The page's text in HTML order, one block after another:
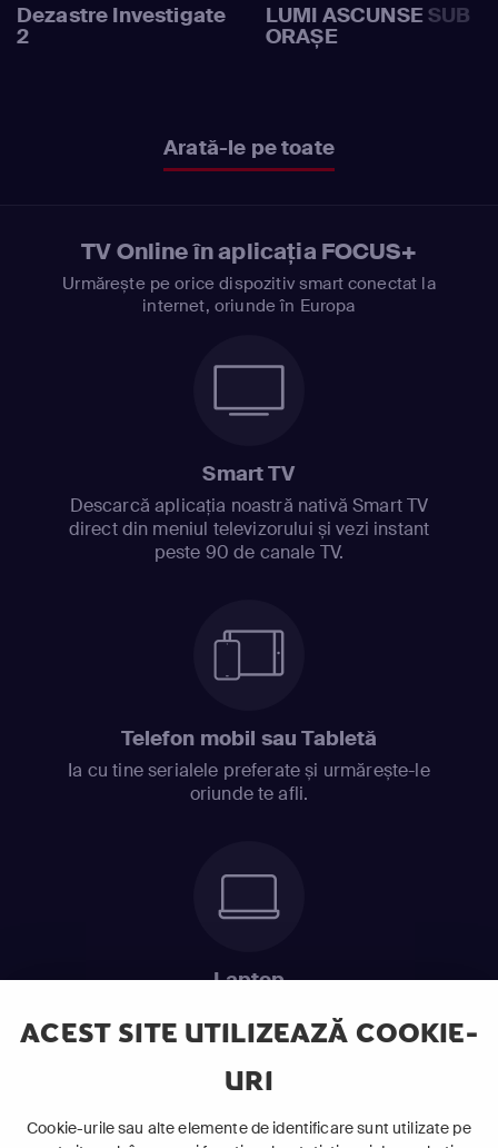
ACEST SITE UTILIZEAZĂ COOKIE-
URI
Cookie-urile sau alte elemente de identificare sunt utilizate pe
Dezastre Investigate
2
LUMI ASCUNSE SUB
ORAȘE
Arată-le pe toate
TV Online în aplicația FOCUS+
Urmărește pe orice dispozitiv smart conectat la
internet, oriunde în Europa
Smart TV
Descarcă aplicația noastră nativă Smart TV
direct din meniul televizorului și vezi instant
peste 90 de canale TV.
Telefon mobil sau Tabletă
Ia cu tine serialele preferate și urmărește-le
oriunde te afli.
Laptop
ABONEAZĂ-TE ACUM